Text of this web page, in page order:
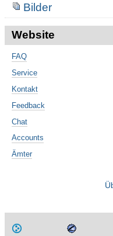
Bilder
Website
FAQ
Service
Kontakt
Feedback
Chat
Accounts
Ämter